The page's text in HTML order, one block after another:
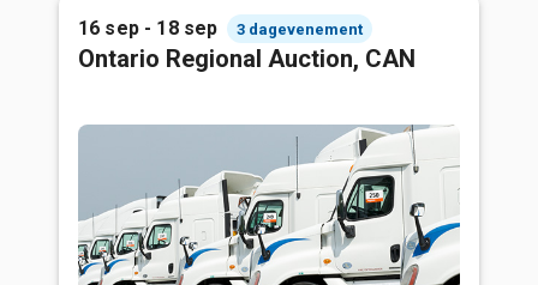
16 sep - 18 sep 3 dagevenement
Ontario Regional Auction, CAN